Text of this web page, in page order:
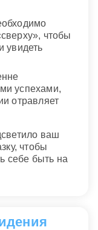
чтобы
увидеть
успехами,
отравляет
ваш
чтобы
себе быть на